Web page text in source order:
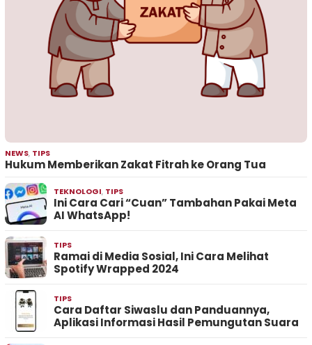
NEWS, TIPS
Hukum Memberikan Zakat Fitrah ke Orang Tua
TEKNOLOGI, TIPS
Ini Cara Cari “Cuan” Tambahan Pakai Meta
AI WhatsApp!
TIPS
Ramai di Media Sosial, Ini Cara Melihat
Spotify Wrapped 2024
TIPS
Cara Daftar Siwaslu dan Panduannya,
Aplikasi Informasi Hasil Pemungutan Suara